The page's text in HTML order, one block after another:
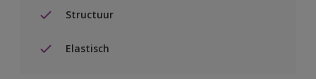
Structuur
Elastisch